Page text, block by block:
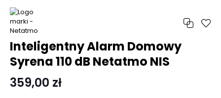
Inteligentny Alarm Domowy
Syrena 110 dB Netatmo NIS
359,00 zł